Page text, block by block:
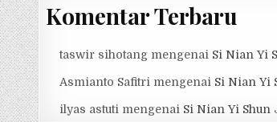
Komentar Terbaru
taswir sihotangmengenai Si Nian Yi
Asmianto Safitri mengenai Si Nian Yi
ilyas astuti mengenai Si Nian Yi Shun